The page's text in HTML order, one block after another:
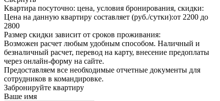
Квартира посуточно: цена, условия бронирования, скидки:
Цена на данную квартиру составляет (руб./сутки):от 2200 до
2800
Размер скидки зависит от сроков проживания:
Возможен расчет любым удобным способом. Наличный и
безналичный расчет, перевод на карту, внесение предоплаты
через онлайн-форму на сайте.
Предоставляем все необходимые отчетные документы для
сотрудников в командировке.
Забронируйте квартиру
Ваше имя